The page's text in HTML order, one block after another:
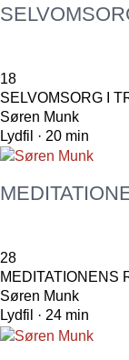
18
SELVOMSORG I
Søren Munk
Lydfil · 20 min
28
MEDITATIONENS
Søren Munk
Lydfil · 24 min